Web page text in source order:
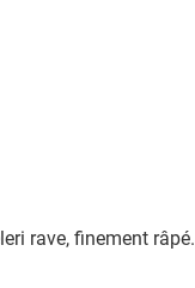
rave, finement râpé.